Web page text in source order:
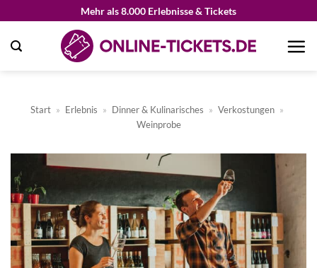
springen
Mehr als 8.000 Erlebnisse & Tickets
Start » Erlebnis » Dinner & Kulinarisches » Verkostungen »
Weinprobe